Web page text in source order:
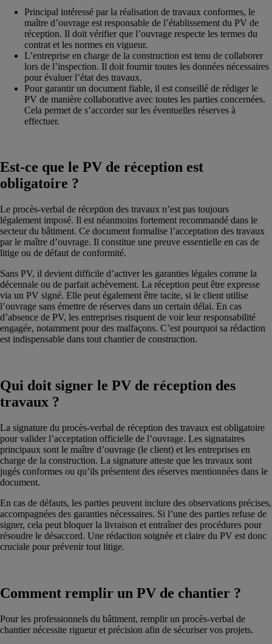
Principal intéressé par la réalisation de travaux conformes, le
maître d’ouvrage est responsable de l’établissement du PV de
réception. Il doit vérifier que l’ouvrage respecte les termes du
contrat et les normes en vigueur.
L’entreprise en charge de la construction est tenu de collaborer
lors de l’inspection. Il doit fournir toutes les données nécessaires
pour évaluer l’état des travaux.
Pour garantir un document fiable, il est conseillé de rédiger le
PV de manière collaborative avec toutes les parties concernées.
Cela permet de s’accorder sur les éventuelles réserves à
effectuer.
Est-ce que le PV de réception est
obligatoire ?
Le procès-verbal de réception des travaux n’est pas toujours
légalement imposé. Il est néanmoins fortement recommandé dans le
secteur du bâtiment. Ce document formalise l’acceptation des travaux
par le maître d’ouvrage. Il constitue une preuve essentielle en cas de
litige ou de défaut de conformité.
Sans PV, il devient difficile d’activer les garanties légales comme la
décennale ou de parfait achèvement. La réception peut être expresse
via un PV signé. Elle peut également être tacite, si le client utilise
l’ouvrage sans émettre de réserves dans un certain délai. En cas
d’absence de PV, les entreprises risquent de voir leur responsabilité
engagée, notamment pour des malfaçons. C’est pourquoi sa rédaction
est indispensable dans tout chantier de construction.
Qui doit signer le PV de réception des
travaux ?
La signature du procès-verbal de réception des travaux est obligatoire
pour valider l’acceptation officielle de l’ouvrage. Les signataires
principaux sont le maître d’ouvrage (le client) et les entreprises en
charge de la construction. La signature atteste que les travaux sont
jugés conformes ou qu’ils présentent des réserves mentionnées dans le
document.
En cas de défauts, les parties peuvent inclure des observations précises,
accompagnées des garanties nécessaires. Si l’une des parties refuse de
signer, cela peut bloquer la livraison et entraîner des procédures pour
résoudre le désaccord. Une rédaction soignée et claire du PV est donc
cruciale pour prévenir tout litige.
Comment remplir un PV de chantier ?
Pour les professionnels du bâtiment, remplir un procès-verbal de
chantier nécessite rigueur et précision afin de sécuriser vos projets.